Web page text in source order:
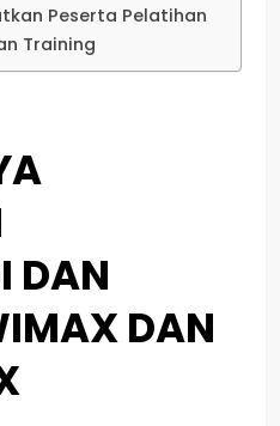
Peserta Pelatihan
Training
DAN
DAN